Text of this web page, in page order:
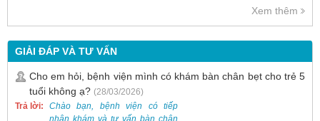
Xem thêm
GIẢI ĐÁP VÀ TƯ VẤN
Cho em hỏi, bệnh viện mình có khám bàn chân bẹt cho trẻ 5
tuổi không ạ? (28/03/2026)
Trả lời:
Chào bạn, bệnh viện có tiếp
nhận khám và tư vấn bàn chân